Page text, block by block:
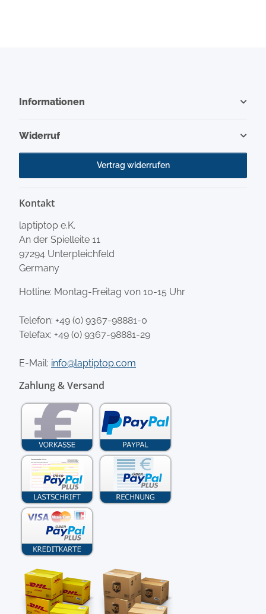
Informationen
Widerruf
Vertrag widerrufen
Kontakt
laptiptop e.K.
An der Spielleite 11
97294 Unterpleichfeld
Germany
Hotline: Montag-Freitag von 10-15 Uhr
Telefon: +49 (0) 9367-98881-0
Telefax: +49 (0) 9367-98881-29
E-Mail: info@laptiptop.com
Zahlung & Versand